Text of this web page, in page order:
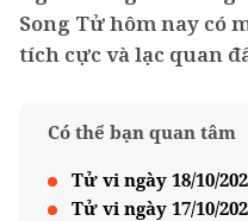
Song Tử hôm nay có
tích cực và lạc quan
Có thể bạn quan tâm
Tử vi ngày 18/10/
Tử vi ngày 17/10/